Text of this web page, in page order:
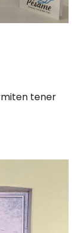
tener